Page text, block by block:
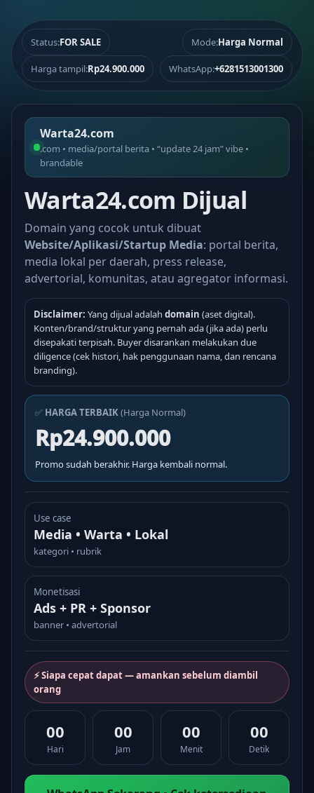
Status:FOR SALE Mode:Harga Normal
Harga tampil:Rp24.900.000 WhatsApp:+6281513001300
Warta24.com
.com • media/portal berita • “update 24 jam” vibe •
brandable
Warta24.com Dijual
Domain yang cocok untuk dibuat
Website/Aplikasi/Startup Media: portal berita,
media lokal per daerah, press release,
advertorial, komunitas, atau agregator informasi.
Disclaimer: Yang dijual adalah domain (aset digital).
Konten/brand/struktur yang pernah ada (jika ada) perlu
disepakati terpisah. Buyer disarankan melakukan due
diligence (cek histori, hak penggunaan nama, dan rencana
branding).
✅ HARGA TERBAIK(Harga Normal)
Rp24.900.000
Promo sudah berakhir. Harga kembali normal.
Use case
Media • Warta • Lokal
kategori • rubrik
Monetisasi
Ads + PR + Sponsor
banner • advertorial
⚡ Siapa cepat dapat — amankan sebelum diambil
orang
00
Hari
00
Jam
00
Menit
00
Detik